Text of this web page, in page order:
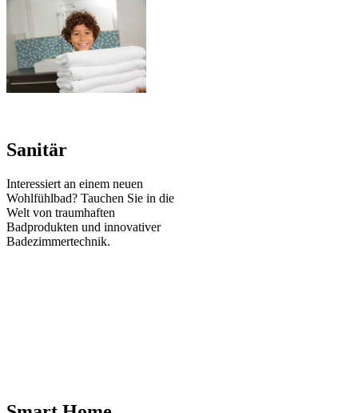
Sanitär
Interessiert an einem neuen
Wohl­fühl­bad? Tauchen Sie in die
Welt von traum­haften
Badprodukten und innovativer
Bade­zimmer­technik.